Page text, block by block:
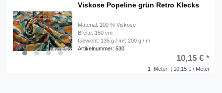
Viskose Popeline grün Retro Klecks
Material: 100 % Viskose
Breite: 150 cm
Gewicht: 135 g / m²; 200 g / m
Artikelnummer: 530
1 Meter | 10,15 € / Meter
10,15 € *